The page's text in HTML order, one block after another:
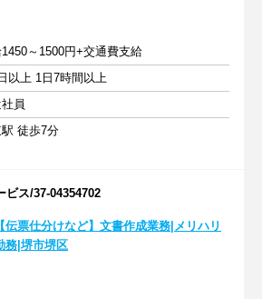
～1500円+交通費支給
以上 1日7時間以上
員
徒歩7分
ビス/37-04354702
【伝票仕分けなど】文書作成業務|メリハリ
務|堺市堺区